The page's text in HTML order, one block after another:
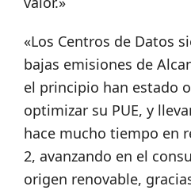
«Los Centros de Datos
bajas emisiones de
el principio han estado
optimizar su PUE, y
hace mucho tiempo en
2, avanzando en el
origen renovable,